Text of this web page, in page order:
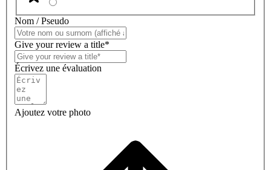
Nom / Pseudo
Give your review a title*
Écrivez une évaluation
Ajoutez votre photo